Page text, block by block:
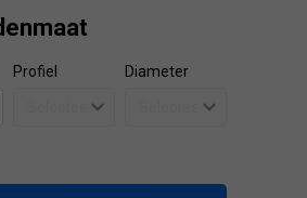
Profiel Diameter